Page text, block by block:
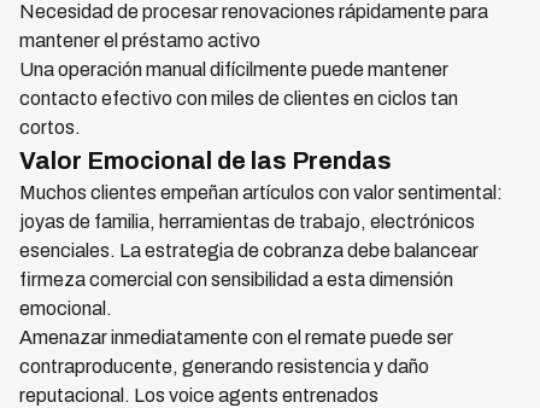
Necesidad de procesar renovaciones rápidamente para
mantener el préstamo activo
Una operación manual difícilmente puede mantener
contacto efectivo con miles de clientes en ciclos tan
cortos.
Valor Emocional de las Prendas
Muchos clientes empeñan artículos con valor sentimental:
joyas de familia, herramientas de trabajo, electrónicos
esenciales. La estrategia de cobranza debe balancear
firmeza comercial con sensibilidad a esta dimensión
emocional.
Amenazar inmediatamente con el remate puede ser
contraproducente, generando resistencia y daño
reputacional. Los voice agents entrenados